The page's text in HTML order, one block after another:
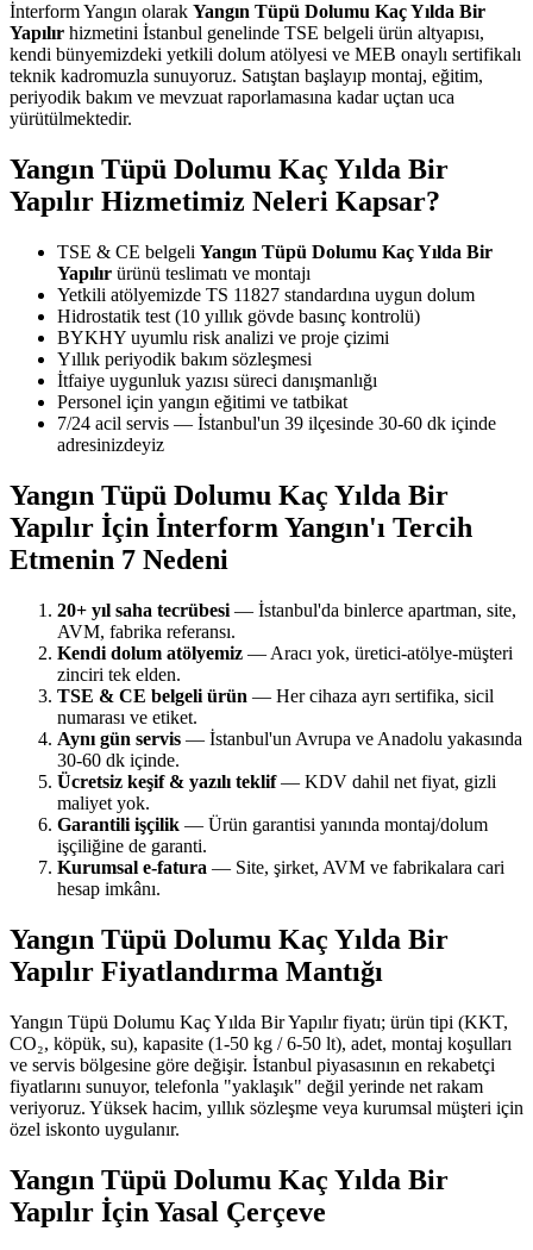
İnterform Yangın olarak Yangın Tüpü Dolumu Kaç Yılda Bir
Yapılır hizmetini İstanbul genelinde TSE belgeli ürün altyapısı,
kendi bünyemizdeki yetkili dolum atölyesi ve MEB onaylı sertifikalı
teknik kadromuzla sunuyoruz. Satıştan başlayıp montaj, eğitim,
periyodik bakım ve mevzuat raporlamasına kadar uçtan uca
yürütülmektedir.
Yangın Tüpü Dolumu Kaç Yılda Bir
Yapılır Hizmetimiz Neleri Kapsar?
TSE & CE belgeli Yangın Tüpü Dolumu Kaç Yılda Bir
Yapılır ürünü teslimatı ve montajı
Yetkili atölyemizde TS 11827 standardına uygun dolum
Hidrostatik test (10 yıllık gövde basınç kontrolü)
BYKHY uyumlu risk analizi ve proje çizimi
Yıllık periyodik bakım sözleşmesi
İtfaiye uygunluk yazısı süreci danışmanlığı
Personel için yangın eğitimi ve tatbikat
7/24 acil servis — İstanbul'un 39 ilçesinde 30-60 dk içinde
adresinizdeyiz
Yangın Tüpü Dolumu Kaç Yılda Bir
Yapılır İçin İnterform Yangın'ı Tercih
Etmenin 7 Nedeni
20+ yıl saha tecrübesi — İstanbul'da binlerce apartman, site,
AVM, fabrika referansı.
Kendi dolum atölyemiz — Aracı yok, üretici-atölye-müşteri
zinciri tek elden.
TSE & CE belgeli ürün — Her cihaza ayrı sertifika, sicil
numarası ve etiket.
Aynı gün servis — İstanbul'un Avrupa ve Anadolu yakasında
30-60 dk içinde.
Ücretsiz keşif & yazılı teklif— KDV dahil net fiyat, gizli
maliyet yok.
Garantili işçilik — Ürün garantisi yanında montaj/dolum
işçiliğine de garanti.
Kurumsal e-fatura — Site, şirket, AVM ve fabrikalara cari
hesap imkânı.
Yangın Tüpü Dolumu Kaç Yılda Bir
Yapılır Fiyatlandırma Mantığı
Yangın Tüpü Dolumu Kaç Yılda Bir Yapılır fiyatı; ürün tipi (KKT,
CO₂, köpük, su), kapasite (1-50 kg / 6-50 lt), adet, montaj koşulları
ve servis bölgesine göre değişir. İstanbul piyasasının en rekabetçi
fiyatlarını sunuyor, telefonla "yaklaşık" değil yerinde net rakam
veriyoruz. Yüksek hacim, yıllık sözleşme veya kurumsal müşteri için
özel iskonto uygulanır.
Yangın Tüpü Dolumu Kaç Yılda Bir
Yapılır İçin Yasal Çerçeve